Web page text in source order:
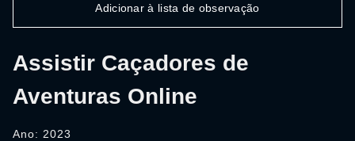
Assistir Caçadores de
Aventuras Online
Ano: 2023
Adicionar à lista de observação